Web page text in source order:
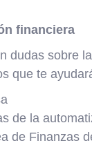
financiera
dudas sobre
que te
de la
de Finanzas